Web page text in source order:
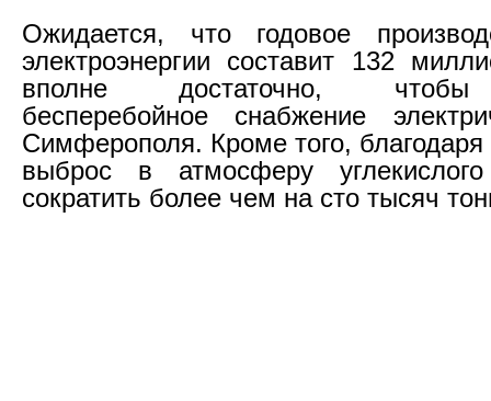
Ожидается, что годовое
электроэнергии составит 132
вполне достаточно, чтобы
бесперебойное снабжение
Симферополя. Кроме того, благодаря
выброс в атмосферу
сократить более чем на сто тысяч